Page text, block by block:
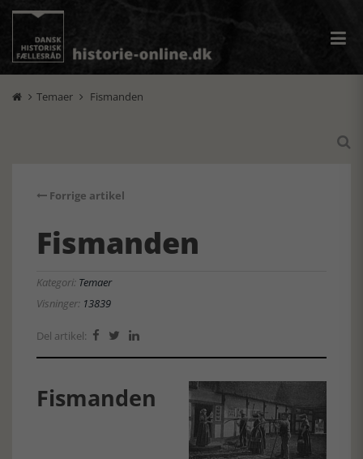
 Temaer  Fismanden

Forrige artikel
Fismanden
Kategori: Temaer
Visninger: 13839
Del artikel:   
Fismanden